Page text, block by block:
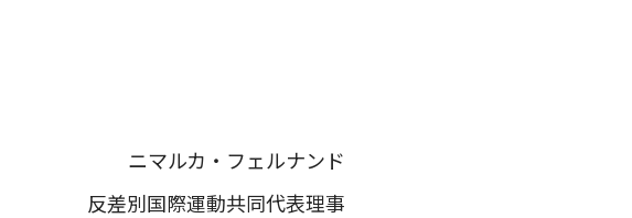
ニマルカ・フェルナンド
反差別国際運動共同代表理事